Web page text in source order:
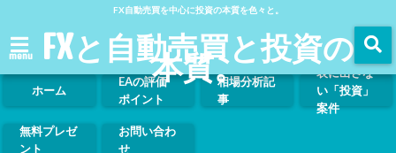
FX自動売買を中心に投資の本質を色々と。
menu FXと自動売買と投資の
本質。
ホーム
EAの評価
ポイント
相場分析記
事
表に出さな
い「投資」
案件
無料プレゼ
ント
お問い合わ
せ